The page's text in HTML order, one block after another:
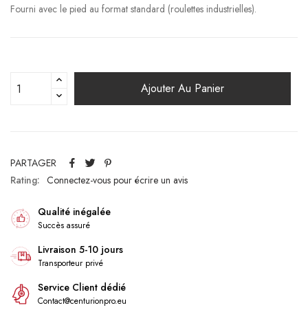
Fourni avec le pied au format standard (roulettes industrielles).
Ajouter Au Panier
PARTAGER
Rating: Connectez-vous pour écrire un avis
Qualité inégalée
Succès assuré
Livraison 5-10 jours
Transporteur privé
Service Client dédié
Contact@centurionpro.eu